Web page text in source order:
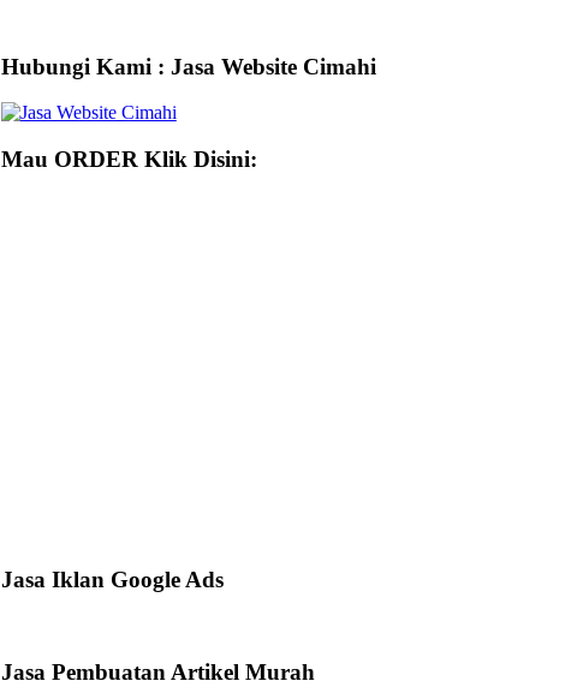
Hubungi Kami : Jasa Website Cimahi
Mau ORDER Klik Disini:
Jasa Iklan Google Ads
Jasa Pembuatan Artikel Murah